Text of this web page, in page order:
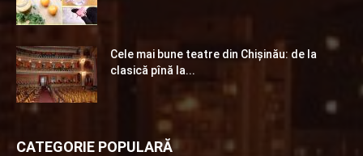
Cele mai bune teatre din Chişinău: de la
clasică pînă la...
CATEGORIE POPULARĂ